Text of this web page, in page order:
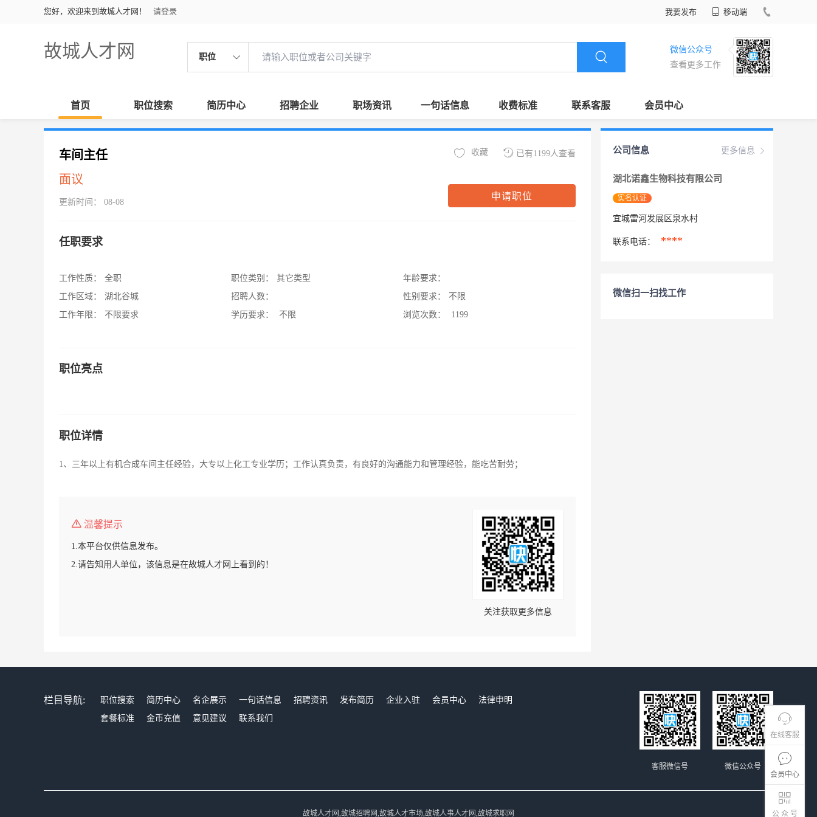
您好，欢迎来到故城人才网！ 请登录 我要发布 移动端
故城人才网 职位
微信公众号
查看更多工作
首页 职位搜索 简历中心 招聘企业 职场资讯 一句话信息 收费标准 联系客服 会员中心
在线客服
会员中心
公 众 号
车间主任
面议
更新时间： 08-08
已有1199人查看
收藏
申请职位
任职要求
工作性质：
全职
工作区域：
湖北谷城
工作年限：
不限要求
职位类别：
其它类型
招聘人数：
学历要求：
不限
年龄要求：
性别要求：
不限
浏览次数：
1199
职位亮点
职位详情
1、三年以上有机合成车间主任经验，大专以上化工专业学历；工作认真负责，有良好的沟通能力和管理经验，能吃苦耐劳；
温馨提示
1.本平台仅供信息发布。
2.请告知用人单位，该信息是在故城人才网上看到的！
关注获取更多信息
更多信息
公司信息
湖北诺鑫生物科技有限公司
实名认证
宜城雷河发展区泉水村
联系电话： ****
微信扫一扫找工作
栏目导航: 职位搜索 简历中心 名企展示 一句话信息 招聘资讯 发布简历 企业入驻 会员中心
法律申明
套餐标准
金币充值 意见建议 联系我们
微信公众号
客服微信号
故城人才网,故城招聘网,故城人才市场,故城人事人才网,故城求职网